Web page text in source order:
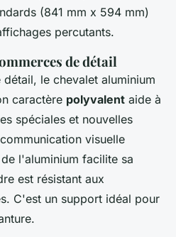
(841 mm x 594 mm)
percutants.
de détail
le chevalet aluminium
caractère polyvalent aide à
spéciales et nouvelles
visuelle
l'aluminium facilite sa
est résistant aux
C'est un support idéal pour